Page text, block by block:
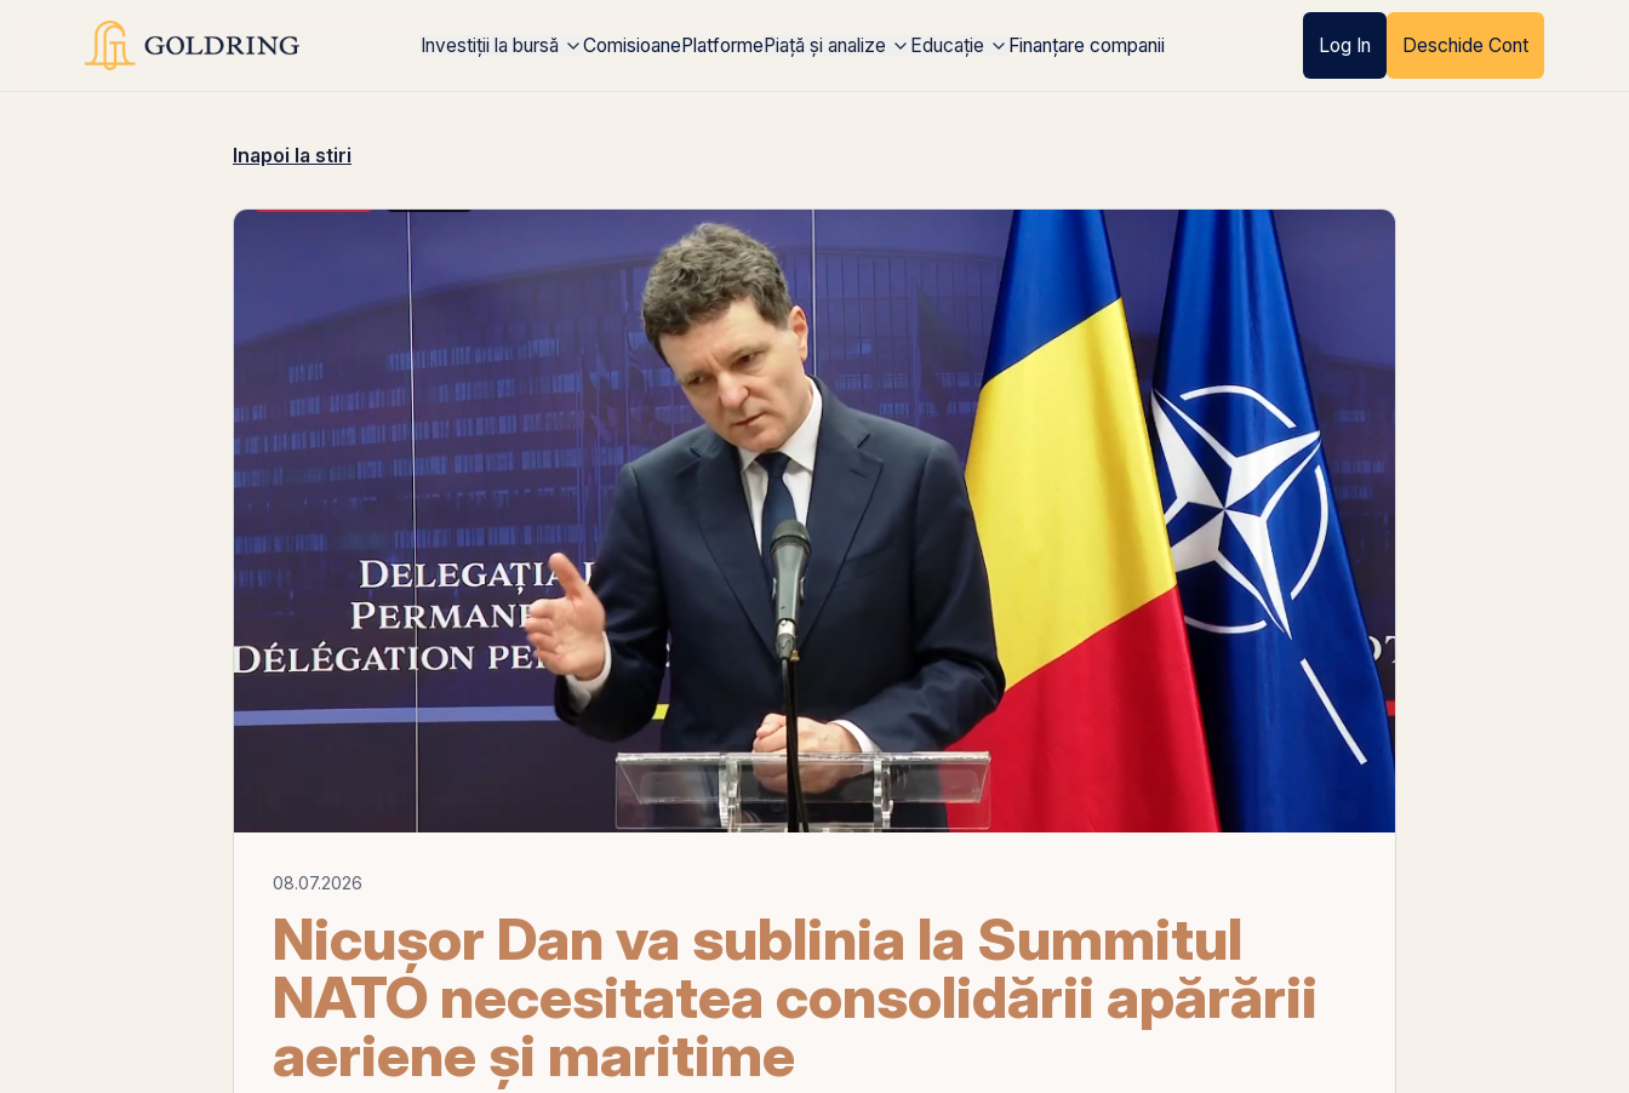
Investiții la bursă ComisioanePlatformePiață și analize Educație Finanțare companii Log In Deschide Cont
Inapoi la stiri
08.07.2026
Nicuşor Dan va sublinia la Summitul
NATO necesitatea consolidării apărării
aeriene şi maritime